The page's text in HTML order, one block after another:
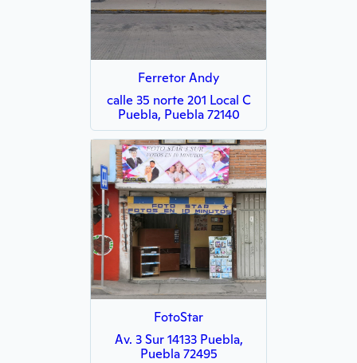
Ferretor Andy
calle 35 norte 201 Local C
Puebla, Puebla 72140
FotoStar
Av. 3 Sur 14133 Puebla,
Puebla 72495